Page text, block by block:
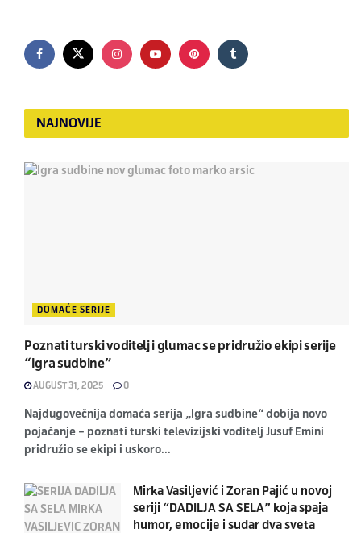
NAJNOVIJE
DOMAĆE SERIJE
Poznati turski voditelj i glumac se pridružio ekipi serije
“Igra sudbine”
AUGUST 31, 2025 0
Najdugovečnija domaća serija „Igra sudbine“ dobija novo
pojačanje – poznati turski televizijski voditelj Jusuf Emini
pridružio se ekipi i uskoro...
Mirka Vasiljević i Zoran Pajić u novoj
seriji “DADILJA SA SELA” koja spaja
humor, emocije i sudar dva sveta